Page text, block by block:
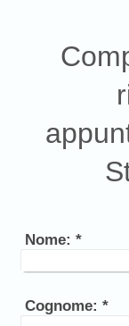
Nome: *
Cognome: *